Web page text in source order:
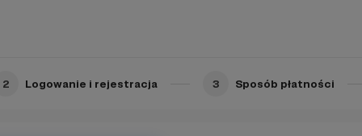
2 Logowanie i rejestracja 3 Sposób płatności